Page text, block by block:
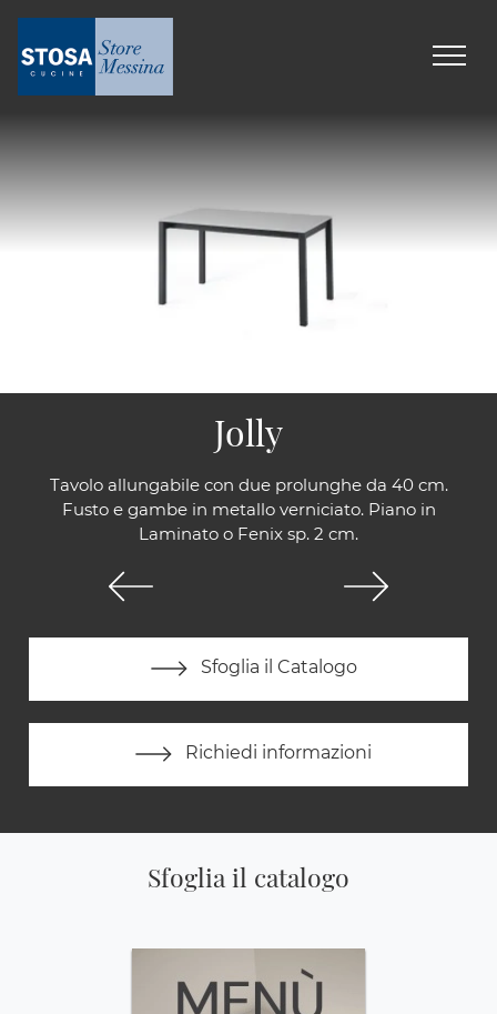
Tavolo allungabile con due prolunghe da 40 cm.
Fusto e gambe in metallo verniciato. Piano in
Laminato o Fenix sp. 2 cm.
Sfoglia il Catalogo
Richiedi informazioni
Jolly
Sfoglia il catalogo